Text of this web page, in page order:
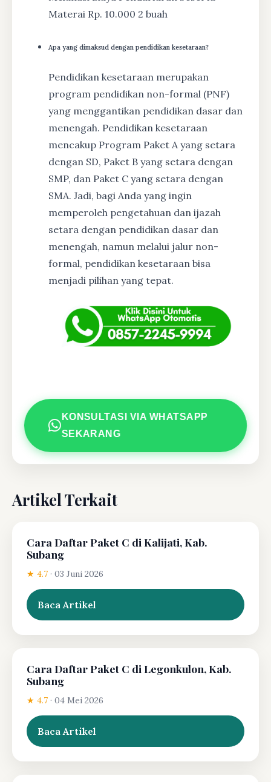
Materai Rp. 10.000 2 buah
Apa yang dimaksud dengan pendidikan kesetaraan?
Pendidikan kesetaraan merupakan
program pendidikan non-formal (PNF)
yang menggantikan pendidikan dasar dan
menengah. Pendidikan kesetaraan
mencakup Program Paket A yang setara
dengan SD, Paket B yang setara dengan
SMP, dan Paket C yang setara dengan
SMA. Jadi, bagi Anda yang ingin
memperoleh pengetahuan dan ijazah
setara dengan pendidikan dasar dan
menengah, namun melalui jalur non-
formal, pendidikan kesetaraan bisa
menjadi pilihan yang tepat.
KONSULTASI VIA WHATSAPP
SEKARANG
Artikel Terkait
Cara Daftar Paket C di Kalijati, Kab.
Subang
★ 4.7 · 03 Juni 2026
Baca Artikel
Cara Daftar Paket C di Legonkulon, Kab.
Subang
★ 4.7 · 04 Mei 2026
Baca Artikel